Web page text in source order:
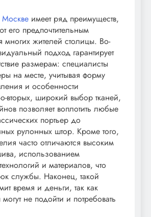
имеет ряд преимуществ,
его предпочтительным
многих жителей столицы. Во-
подход гарантирует
размерам: специалисты
на месте, учитывая форму
и особенности
вторых, широкий выбор тканей,
позволяет воплотить любые
портьер до
рулонных штор. Кроме того,
часто отличаются высоким
использованием
и материалов, что
службы. Наконец, такой
время и деньги, так как
не подойти и потребовать